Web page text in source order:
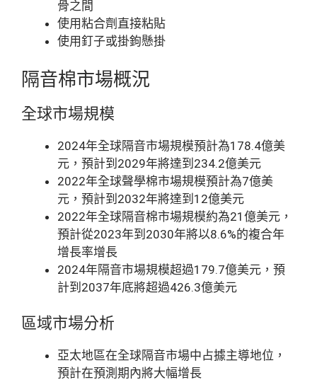
骨之間
使用粘合劑直接粘貼
使用釘子或掛鉤懸掛
隔音棉市場概況
全球市場規模
2024年全球隔音市場規模預計為178.4億美
元，預計到2029年將達到234.2億美元
2022年全球聲學棉市場規模預計為7億美
元，預計到2032年將達到12億美元
2022年全球隔音棉市場規模約為21億美元，
預計從2023年到2030年將以8.6%的複合年
增長率增長
2024年隔音市場規模超過179.7億美元，預
計到2037年底將超過426.3億美元
區域市場分析
亞太地區在全球隔音市場中占據主導地位，
預計在預測期內將大幅增長